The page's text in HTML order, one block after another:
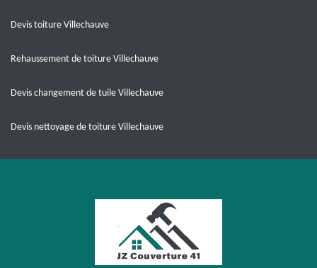
Devis toiture Villechauve
Rehaussement de toiture Villechauve
Devis changement de tuile Villechauve
Devis nettoyage de toiture Villechauve